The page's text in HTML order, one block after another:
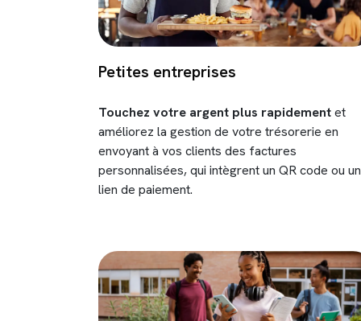
Petites entreprises
Touchez votre argent plus rapidementet
améliorez la gestion de votre trésorerie en
envoyant à vos clients des factures
personnalisées, qui intègrent un QR code ou un
lien de paiement.